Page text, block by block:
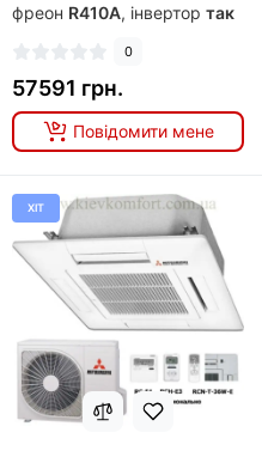
фреон R410A, інвертор так
0
57591 грн.
Повідомити мене
ХІТ